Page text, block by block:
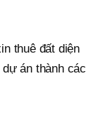
thuê đất diện
án thành các